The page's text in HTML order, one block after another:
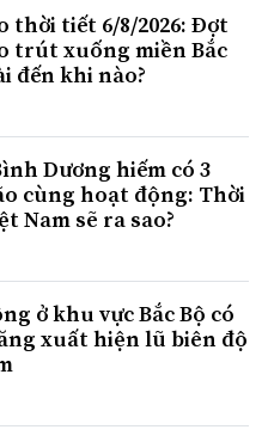
thời tiết 6/8/2026: Đợt
trút xuống miền Bắc
đến khi nào?
Dương hiếm có 3
cùng hoạt động: Thời
Nam sẽ ra sao?
ở khu vực Bắc Bộ có
xuất hiện lũ biên độ